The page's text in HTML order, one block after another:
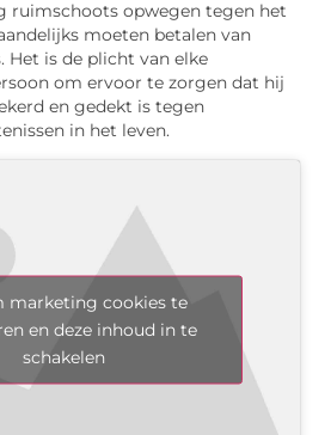
ruimschoots opwegen tegen het
moeten betalen van
Het is de plicht van elke
om ervoor te zorgen dat hij
en gedekt is tegen
in het leven.
marketing cookies te
en deze inhoud in te
schakelen